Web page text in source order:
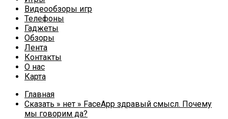
Видеообзоры игр
Телефоны
Гаджеты
Обзоры
Лента
Контакты
О нас
Карта
Главная
Сказать » нет » FaceApp здравый смысл. Почему
мы говорим да?